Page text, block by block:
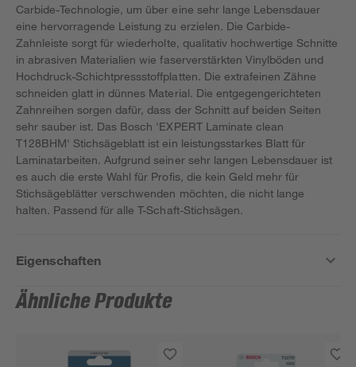
Carbide-Technologie, um über eine sehr lange Lebensdauer
eine hervorragende Leistung zu erzielen. Die Carbide-
Zahnleiste sorgt für wiederholte, qualitativ hochwertige Schnitte
in abrasiven Materialien wie faserverstärkten Vinylböden und
Hochdruck-Schichtpressstoffplatten. Die extrafeinen Zähne
schneiden glatt in dünnes Material. Die entgegengerichteten
Zahnreihen sorgen dafür, dass der Schnitt auf beiden Seiten
sehr sauber ist. Das Bosch 'EXPERT Laminate clean
T128BHM' Stichsägeblatt ist ein leistungsstarkes Blatt für
Laminatarbeiten. Aufgrund seiner sehr langen Lebensdauer ist
es auch die erste Wahl für Profis, die kein Geld mehr für
Stichsägeblätter verschwenden möchten, die nicht lange
halten. Passend für alle T-Schaft-Stichsägen.
Eigenschaften
Ähnliche Produkte